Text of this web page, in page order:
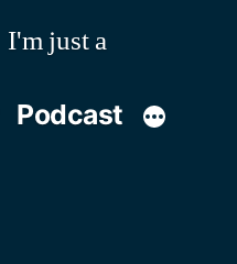
I'm just a
Podcast